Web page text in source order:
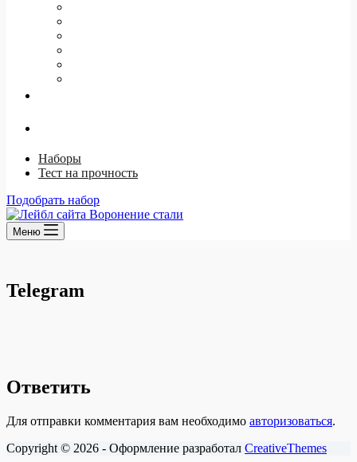
Наборы
Тест на прочность
Подобрать набор
Меню
Telegram
Ответить
Для отправки комментария вам необходимо авторизоваться.
Copyright © 2026 - Оформление разработал CreativeThemes